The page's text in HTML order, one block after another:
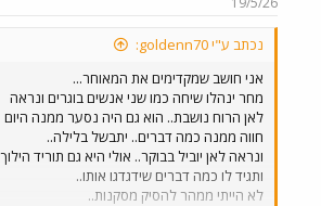
נכתב ע"י goldenn70:
אני חושב שמקדימים את המאוחר...
מחר ינהלו שיחה כמו שני אנשים בוגרים ונראה
לאן הרוח נושבת.. הוא גם היה נסער ממנה היום
חווה ממנה כמה דברים.. יתבשל בלילה..
ונראה לאן יוביל בבוקר.. אולי היא גם תוריד הילוך
ותגיד לו כמה דברים שידגדגו אותו..
לא הייתי ממהר להסיק מסקנות..